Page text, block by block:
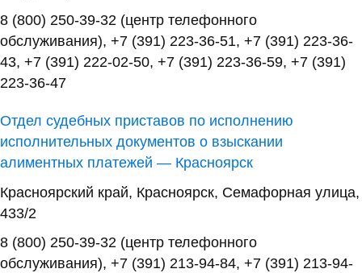
8 (800) 250-39-32 (центр телефонного
обслуживания), +7 (391) 223-36-51, +7 (391) 223-36-
43, +7 (391) 222-02-50, +7 (391) 223-36-59, +7 (391)
223-36-47
Отдел судебных приставов по исполнению
исполнительных документов о взыскании
алиментных платежей — Красноярск
Красноярский край, Красноярск, Семафорная улица,
433/2
8 (800) 250-39-32 (центр телефонного
обслуживания), +7 (391) 213-94-84, +7 (391) 213-94-